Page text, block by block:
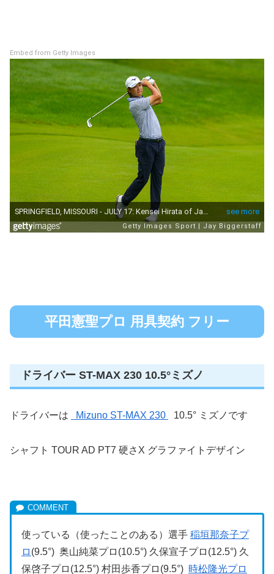
Embed from Getty Images
平田憲聖プロ 用具契約 フリー
ドライバー ST-MAX 230 10.5°ミズノ
ドライバーは Mizuno ST-MAX 230 10.5° ミズノです
シャフト TOUR AD PT7 硬さX グラファイトデザイン
使っている（使ったことのある）選手 稲垣那奈子プ
ロ (9.5°) 奥山純菜プロ(10.5°) 久保宣子プロ(12.5°) 久
保啓子プロ(12.5°) 村田歩香プロ(9.5°) 時松隆光プロ